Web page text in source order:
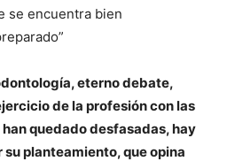
se encuentra bien
eterno debate,
de la profesión con las
quedado desfasadas, hay
planteamiento, que opina